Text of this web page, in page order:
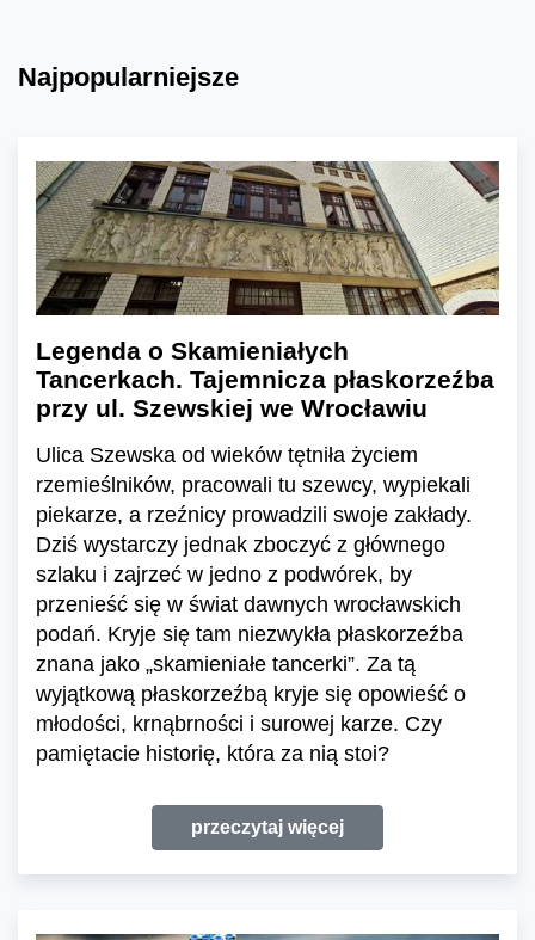
Najpopularniejsze
Legenda o Skamieniałych
Tancerkach. Tajemnicza płaskorzeźba
przy ul. Szewskiej we Wrocławiu
Ulica Szewska od wieków tętniła życiem
rzemieślników, pracowali tu szewcy, wypiekali
piekarze, a rzeźnicy prowadzili swoje zakłady.
Dziś wystarczy jednak zboczyć z głównego
szlaku i zajrzeć w jedno z podwórek, by
przenieść się w świat dawnych wrocławskich
podań. Kryje się tam niezwykła płaskorzeźba
znana jako „skamieniałe tancerki”. Za tą
wyjątkową płaskorzeźbą kryje się opowieść o
młodości, krnąbrności i surowej karze. Czy
pamiętacie historię, która za nią stoi?
przeczytaj więcej